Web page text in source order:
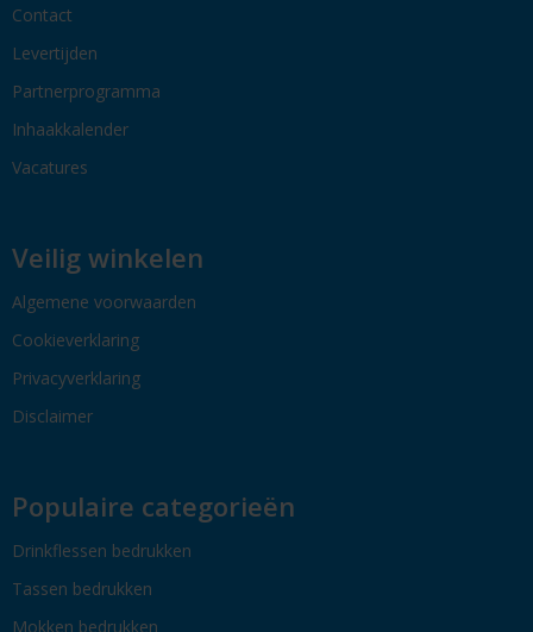
Contact
Levertijden
Partnerprogramma
Inhaakkalender
Vacatures
Veilig winkelen
Algemene voorwaarden
Cookieverklaring
Privacyverklaring
Disclaimer
Populaire categorieën
Drinkflessen bedrukken
Tassen bedrukken
Mokken bedrukken